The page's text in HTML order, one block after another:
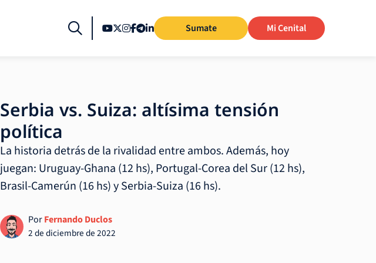
Sumate Mi Cenital
Serbia vs. Suiza: altísima tensión
política
La historia detrás de la rivalidad entre ambos. Además, hoy
juegan: Uruguay-Ghana (12 hs), Portugal-Corea del Sur (12 hs),
Brasil-Camerún (16 hs) y Serbia-Suiza (16 hs).
PorFernando Duclos
2 de diciembre de 2022